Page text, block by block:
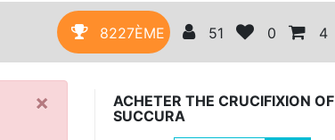
8227ÈME 51 0 4
×
ACHETER THE CRUCIFIXION OF
SUCCURA